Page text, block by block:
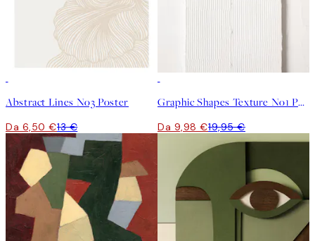
Abstract Lines No3 Poster
Da 6,50 €13 €
Graphic Shapes Texture No1 Poster
Da 9,98 €19,95 €